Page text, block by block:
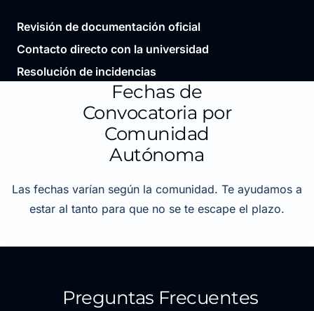
Revisión de documentación oficial
Contacto directo con la universidad
Resolución de incidencias
Fechas de
Convocatoria por
Comunidad
Autónoma
Las fechas varían según la comunidad. Te ayudamos a
estar al tanto para que no se te escape el plazo.
Preguntas Frecuentes